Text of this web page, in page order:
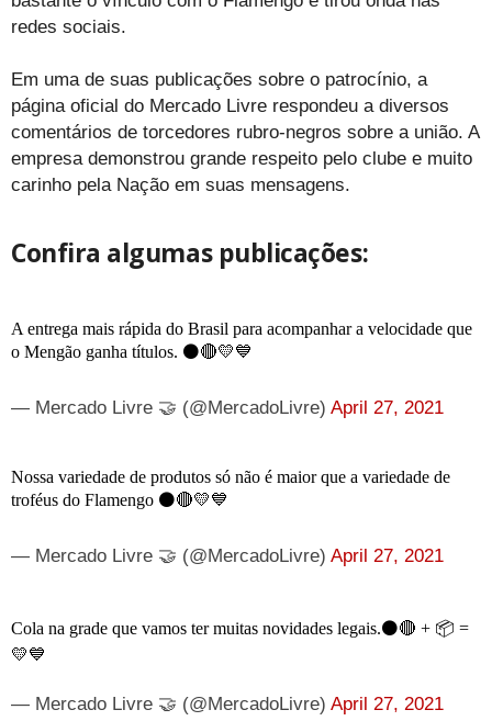
redes sociais.
Em uma de suas publicações sobre o patrocínio, a
página oficial do Mercado Livre respondeu a diversos
comentários de torcedores rubro-negros sobre a união. A
empresa demonstrou grande respeito pelo clube e muito
carinho pela Nação em suas mensagens.
Confira algumas publicações:
A entrega mais rápida do Brasil para acompanhar a velocidade que
o Mengão ganha títulos. ⚫️🔴💛💙
— Mercado Livre 🤝 (@MercadoLivre) April 27, 2021
Nossa variedade de produtos só não é maior que a variedade de
troféus do Flamengo ⚫️🔴💛💙
— Mercado Livre 🤝 (@MercadoLivre) April 27, 2021
Cola na grade que vamos ter muitas novidades legais.⚫️🔴 + 📦 =
💛💙
— Mercado Livre 🤝 (@MercadoLivre) April 27, 2021